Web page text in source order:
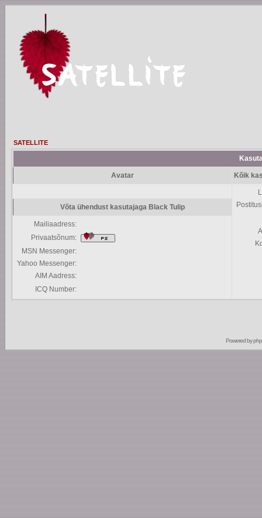
SATELLITE
Avatar Kõik
Võta ühendust kasutajaga Black Tulip
Mailiaadress:
Privaatsõnum:
MSN Messenger:
Yahoo Messenger:
AIM Aadress:
ICQ Number:
Powered by